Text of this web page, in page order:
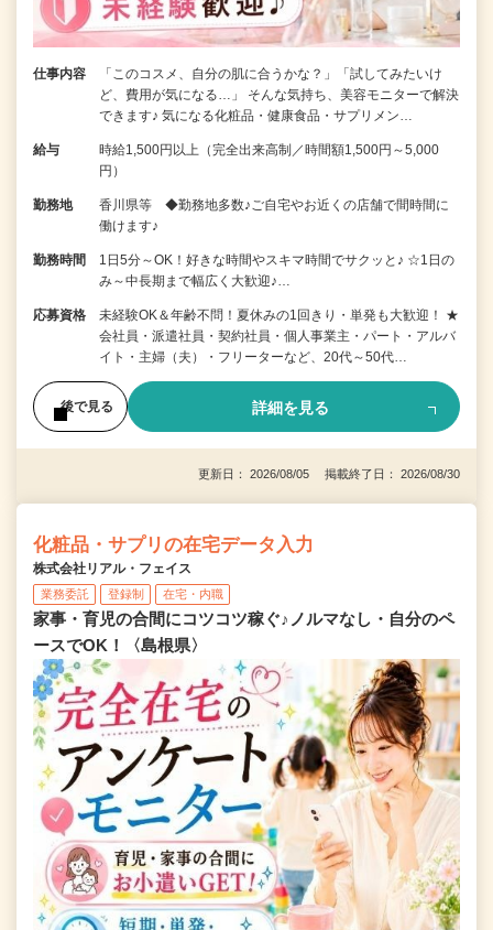
仕事内容
「このコスメ、自分の肌に合うかな？」「試してみたいけ
ど、費用が気になる…」 そんな気持ち、美容モニターで解決
できます♪ 気になる化粧品・健康食品・サプリメン…
給与
時給1,500円以上（完全出来高制／時間額1,500円～5,000
円）
勤務地
香川県等 ◆勤務地多数♪ご自宅やお近くの店舗で間時間に
働けます♪
勤務時間
1日5分～OK！好きな時間やスキマ時間でサクッと♪ ☆1日の
み～中長期まで幅広く大歓迎♪…
応募資格
未経験OK＆年齢不問！夏休みの1回きり・単発も大歓迎！ ★
会社員・派遣社員・契約社員・個人事業主・パート・アルバ
イト・主婦（夫）・フリーターなど、20代～50代…
後で見る 詳細を見る
更新日： 2026/08/05 掲載終了日： 2026/08/30
化粧品・サプリの在宅データ入力
株式会社リアル・フェイス
業務委託 登録制 在宅・内職
家事・育児の合間にコツコツ稼ぐ♪ノルマなし・自分のペ
ースでOK！〈島根県〉